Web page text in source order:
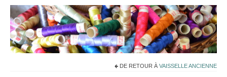
Accueil
Boutique
DE RETOUR À VAISSELLE ANCIENNE